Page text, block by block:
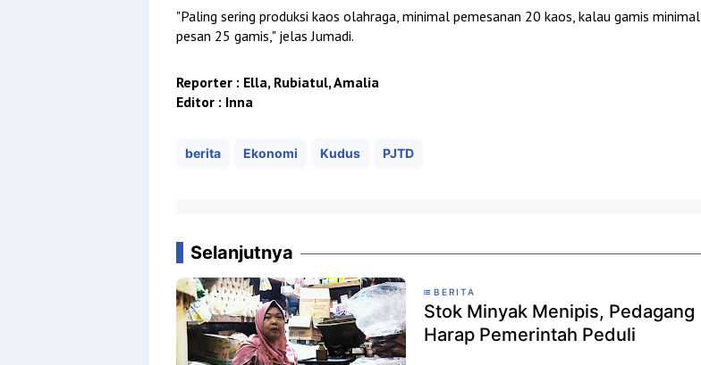
"Paling sering produksi kaos olahraga, minimal pemesanan 20 kaos, kalau gamis minimal
pesan 25 gamis," jelas Jumadi.
Reporter : Ella, Rubiatul, Amalia
Editor : Inna
berita Ekonomi Kudus PJTD
Selanjutnya
BERITA
Stok Minyak Menipis, Pedagang
Harap Pemerintah Peduli